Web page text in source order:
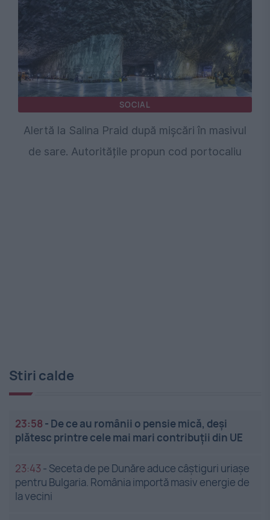
SOCIAL
Alertă la Salina Praid după mișcări în masivul
de sare. Autoritățile propun cod portocaliu
Stiri calde
23:58 - De ce au românii o pensie mică, deși
plătesc printre cele mai mari contribuții din UE
23:43 - Seceta de pe Dunăre aduce câștiguri uriașe
pentru Bulgaria. România importă masiv energie de
la vecini